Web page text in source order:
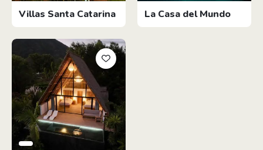
Villas Santa Catarina La Casa del Mundo